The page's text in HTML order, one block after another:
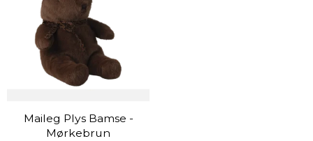
Maileg Plys Bamse -
Mørkebrun